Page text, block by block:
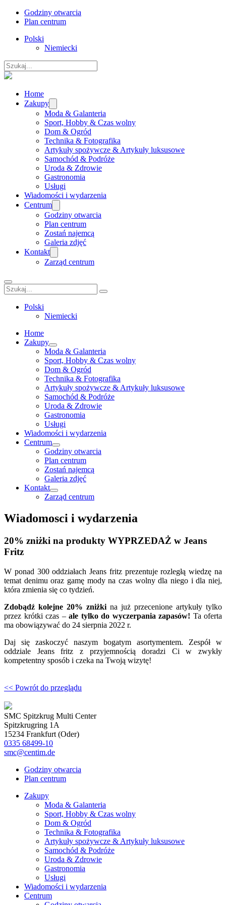
Godziny otwarcia
Plan centrum
Polski
Niemiecki
Szukaj
Home
Zakupy
Moda & Galanteria
Sport, Hobby & Czas wolny
Dom & Ogród
Technika & Fotografika
Artykuły spożywcze & Artykuły luksusowe
Samochód & Podróże
Uroda & Zdrowie
Gastronomia
Usługi
Wiadomości i wydarzenia
Centrum
Godziny otwarcia
Plan centrum
Zostań najemcą
Galeria zdjęć
Kontakt
Zarząd centrum
Szukaj
Polski
Niemiecki
Home
Zakupy
Moda & Galanteria
Sport, Hobby & Czas wolny
Dom & Ogród
Technika & Fotografika
Artykuły spożywcze & Artykuły luksusowe
Samochód & Podróże
Uroda & Zdrowie
Gastronomia
Usługi
Wiadomości i wydarzenia
Centrum
Godziny otwarcia
Plan centrum
Zostań najemcą
Galeria zdjęć
Kontakt
Zarząd centrum
Wiadomosci i wydarzenia
20% zniżki na produkty WYPRZEDAŻ w Jeans
Fritz
W ponad 300 oddziałach Jeans fritz prezentuje rozległą wiedzę na
temat denimu oraz gamę mody na czas wolny dla niego i dla niej,
która zmienia się co tydzień.
Zdobądź kolejne 20% zniżki na już przecenione artykuły tylko
przez krótki czas – ale tylko do wyczerpania zapasów! Ta oferta
ma obowiązywać do 24 sierpnia 2022 r.
Daj się zaskoczyć naszym bogatym asortymentem. Zespół w
oddziale Jeans fritz z przyjemnością doradzi Ci w zwykły
kompetentny sposób i czeka na Twoją wizytę!
<< Powrót do przeglądu
SMC Spitzkrug Multi Center
Spitzkrugring 1A
15234 Frankfurt (Oder)
0335 68499-10
smc@centim.de
Godziny otwarcia
Plan centrum
Zakupy
Moda & Galanteria
Sport, Hobby & Czas wolny
Dom & Ogród
Technika & Fotografika
Artykuły spożywcze & Artykuły luksusowe
Samochód & Podróże
Uroda & Zdrowie
Gastronomia
Usługi
Wiadomości i wydarzenia
Centrum